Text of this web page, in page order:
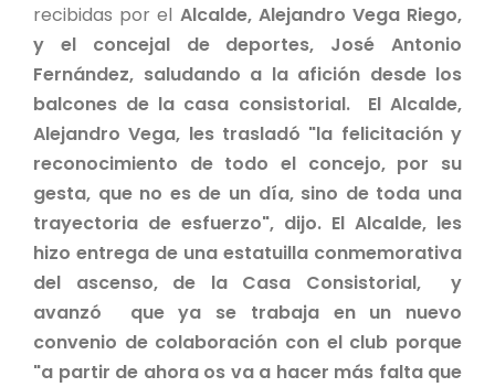
recibidas por el Alcalde, Alejandro Vega Riego,
y el concejal de deportes, José Antonio
Fernández, saludando a la afición desde los
balcones de la casa consistorial. El Alcalde,
Alejandro Vega, les trasladó "la felicitación y
reconocimiento de todo el concejo, por su
gesta, que no es de un día, sino de toda una
trayectoria de esfuerzo", dijo. El Alcalde, les
hizo entrega de una estatuilla conmemorativa
del ascenso, de la Casa Consistorial, y
avanzó que ya se trabaja en un nuevo
convenio de colaboración con el club porque
"a partir de ahora os va a hacer más falta que